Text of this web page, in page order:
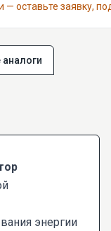
— оставьте заявку,
аналоги
энергии